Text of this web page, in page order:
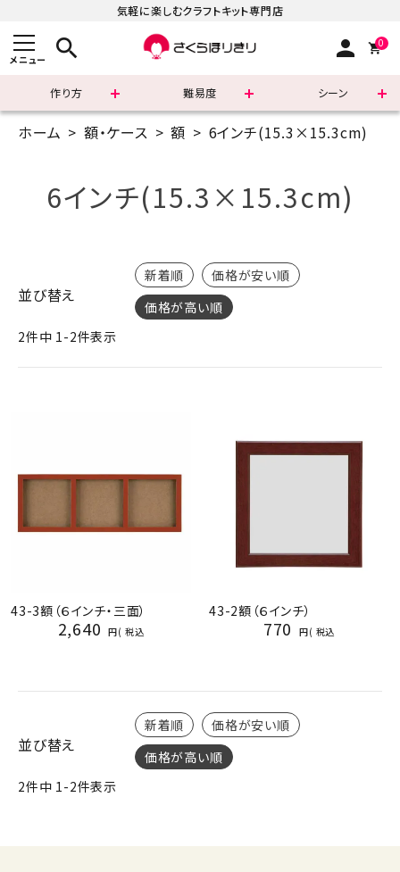
気軽に楽しむクラフトキット専門店
メニュー search person 0
作り方 難易度 シーン
まずはこちら
実店舗案内
最新のチラシはこちら
person 会員登録
ホーム 額・ケース 額 6インチ(15.3×15.3cm)
6インチ(15.3×15.3cm)
並び替え
新着順
価格が安い順
価格が高い順
2件中 1-2件表示
43-3額（６インチ・三面）
2,640 税込
43-2額（６インチ）
770 税込
並び替え
新着順
価格が安い順
価格が高い順
2件中 1-2件表示